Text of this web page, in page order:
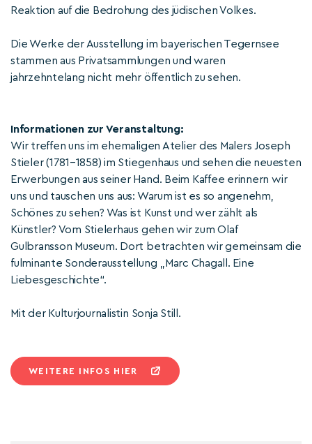
Reaktion auf die Bedrohung des jüdischen Volkes.
Die Werke der Ausstellung im bayerischen Tegernsee
stammen aus Privatsammlungen und waren
jahrzehntelang nicht mehr öffentlich zu sehen.
Informationen zur Veranstaltung:
Wir treffen uns im ehemaligen Atelier des Malers Joseph
Stieler (1781–1858) im Stiegenhaus und sehen die neuesten
Erwerbungen aus seiner Hand. Beim Kaffee erinnern wir
uns und tauschen uns aus: Warum ist es so angenehm,
Schönes zu sehen? Was ist Kunst und wer zählt als
Künstler? Vom Stielerhaus gehen wir zum Olaf
Gulbransson Museum. Dort betrachten wir gemeinsam die
fulminante Sonderausstellung „Marc Chagall. Eine
Liebesgeschichte“.
Mit der Kulturjournalistin Sonja Still.
WEITERE INFOS HIER